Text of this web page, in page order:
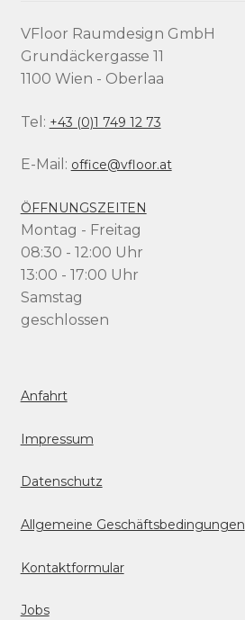
VFloor Raumdesign GmbH
Grundäckergasse 11
1100 Wien - Oberlaa
Tel: +43 (0)1 749 12 73
E-Mail: office@vfloor.at
ÖFFNUNGSZEITEN
Montag - Freitag
08:30 - 12:00 Uhr
13:00 - 17:00 Uhr
Samstag
geschlossen
Anfahrt
Impressum
Datenschutz
Allgemeine Geschäftsbedingungen
Kontaktformular
Jobs